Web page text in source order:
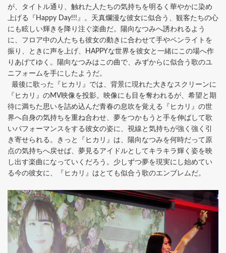
が、タイトル通り、触れた人たちの気持ちを明るく華やかに染め
上げる『Happy Day!!!』。天真爛漫な彼女に似合う、観客たちの心
にも眩しい輝きを降り注ぐ楽曲だ。陽向なつみへ誘われるよう
に、フロア中の人たちも彼女の動きに合わせて手やペンライトを
振り、ときに声を上げ、HAPPYな世界を彼女と一緒にこの場へ作
りあげてゆく。陽向なつみはこの曲で、みずからに似合う歌のユ
ニフォームを手にしたようだ。
最後に歌った『ヒカリ』では、背景に現れた大きなスクリーンに
『ヒカリ』のMV映像を投影。映像にも目を奪われるが、希望と期
待に満ちた思いを詰め込んだ青春の息吹を覚える『ヒカリ』の世
界へ自身の気持ちを重ね合わせ、夢をつかもうと手を伸ばして歌
いパフォーマンスをする彼女の姿に、視線と気持ちが強く強く引
き寄せられる。きっと『ヒカリ』は、陽向なつみを何時だって原
点の気持ちへ戻せば、夢見るアイドルとしてキラキラ輝く姿を映
し出す楽曲になっていくだろう。少しずつ夢を現実にし始めてい
る今の彼女に、『ヒカリ』はとても似合う歌のエンブレムだ。